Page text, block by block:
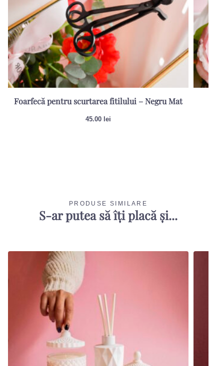
Foarfecă pentru scurtarea fitilului – Negru Mat
45.00 lei
PRODUSE SIMILARE
S-ar putea să îți placă și...